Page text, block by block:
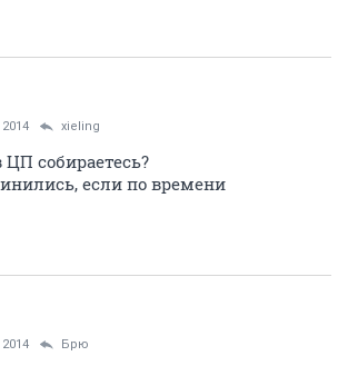
xieling
собираетесь?
если по времени
Брю